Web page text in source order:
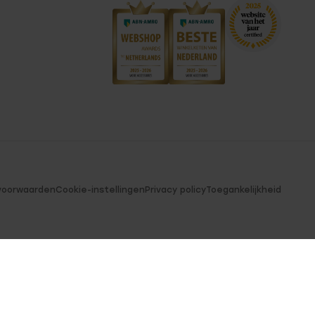
Cookie-instellingen Privacy policyToegankelijkheid